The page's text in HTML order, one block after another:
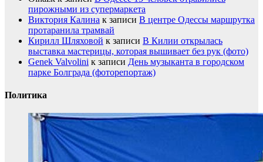
пирожными из супермаркета
Виктория Калина к записи В центре Одессы маршрутка
протаранила трамвай
Кирилл Шляховой к записи В Килии открылась
выставка мастерицы, которая вышивает без рук (фото)
Genek Valvolini к записи День музыканта в городском
парке Болграда (фоторепортаж)
Политика